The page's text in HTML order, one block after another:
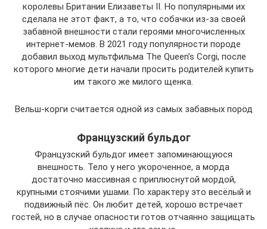
королевы Британии Елизаветы II. Но популярными их
сделала не этот факт, а то, что собачки из-за своей
забавной внешности стали героями многочисленных
интернет-мемов. В 2021 году популярности породе
добавил выход мультфильма The Queen’s Corgi, после
которого многие дети начали просить родителей купить
им такого же милого щенка.
Вельш-корги считается одной из самых забавных пород
Французский бульдог
Французский бульдог имеет запоминающуюся
внешность. Тело у него укороченное, а морда
достаточно массивная с приплюснутой мордой,
крупными стоячими ушами. По характеру это весёлый и
подвижный пёс. Он любит детей, хорошо встречает
гостей, но в случае опасности готов отчаянно защищать